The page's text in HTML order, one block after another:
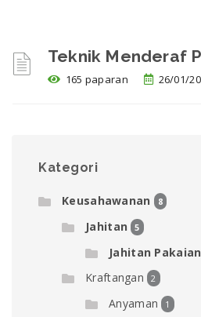
Teknik Menderaf
165 paparan 26/01/
Kategori
Keusahawanan 8
Jahitan 5
Jahitan Pakaian
Kraftangan 2
Anyaman 1